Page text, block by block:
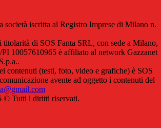
società iscritta al Registro Imprese di Milano n.
titolarità di SOS Fanta SRL, con sede a Milano,
PI 10057610965 è affiliato al network Gazzanet
contenuti (testi, foto, video e grafiche) è SOS
avente ad oggetto i contenuti del
© Tutti i diritti riservati.